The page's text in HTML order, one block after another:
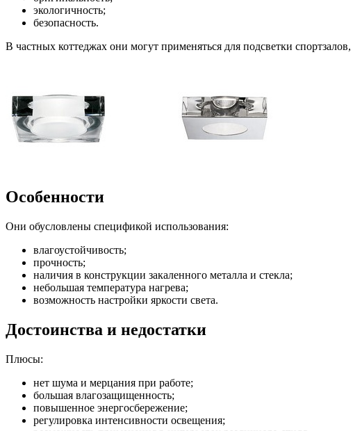
экологичность;
безопасность.
В частных коттеджах они могут применяться для подсветки
Особенности
Они обусловлены спецификой использования:
влагоустойчивость;
прочность;
наличия в конструкции закаленного металла и стекла;
небольшая температура нагрева;
возможность настройки яркости света.
Достоинства и недостатки
Плюсы:
нет шума и мерцания при работе;
большая влагозащищенность;
повышенное энергосбережение;
регулировка интенсивности освещения;